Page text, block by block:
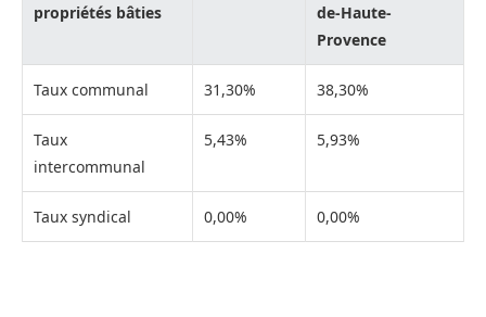
propriétés bâties
de-Haute-
Provence
Taux communal 31,30% 38,30%
Taux
intercommunal
5,43% 5,93%
Taux syndical 0,00% 0,00%